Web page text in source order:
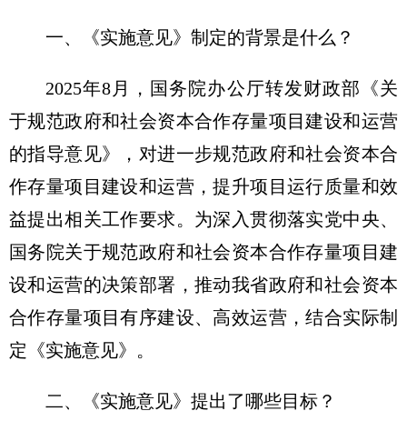
一、《实施意见》制定的背景是什么？
2025年8月，国务院办公厅转发财政部《关
于规范政府和社会资本合作存量项目建设和运营
的指导意见》，对进一步规范政府和社会资本合
作存量项目建设和运营，提升项目运行质量和效
益提出相关工作要求。为深入贯彻落实党中央、
国务院关于规范政府和社会资本合作存量项目建
设和运营的决策部署，推动我省政府和社会资本
合作存量项目有序建设、高效运营，结合实际制
定《实施意见》。
二、《实施意见》提出了哪些目标？